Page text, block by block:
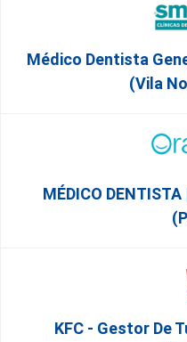
Médico Dentista
(Vila
MÉDICO
KFC - Gestor De